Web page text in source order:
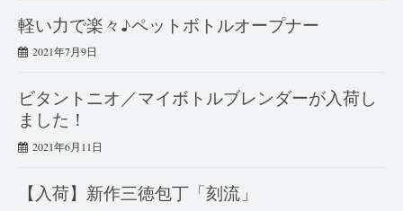
軽い力で楽々♪ペットボトルオープナー
2021年7月9日
ビタントニオ／マイボトルブレンダーが入荷し
ました！
2021年6月11日
【入荷】新作三徳包丁「刻流」